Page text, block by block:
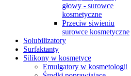
głowy - surowce
kosmetyczne
Przeciw siwieniu
surowce kosmetyczne
Solubilizatory
Surfaktanty
Silikony w kosmetyce
Emulgatory w kosmetologii